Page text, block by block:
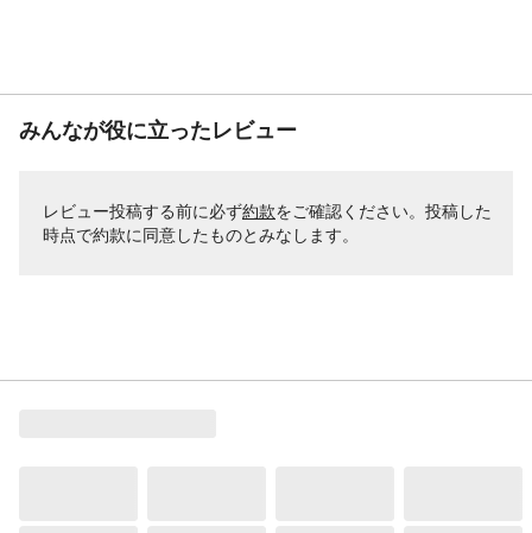
みんなが役に立ったレビュー
レビュー投稿する前に必ず約款をご確認ください。投稿した
時点で約款に同意したものとみなします。